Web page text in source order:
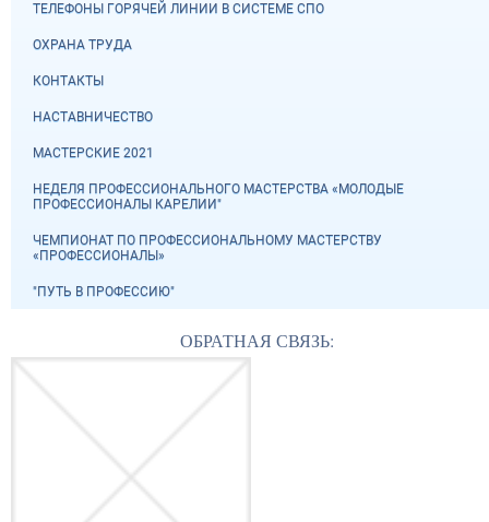
ТЕЛЕФОНЫ ГОРЯЧЕЙ ЛИНИИ В СИСТЕМЕ СПО
ОХРАНА ТРУДА
КОНТАКТЫ
НАСТАВНИЧЕСТВО
МАСТЕРСКИЕ 2021
НЕДЕЛЯ ПРОФЕССИОНАЛЬНОГО МАСТЕРСТВА «МОЛОДЫЕ
ПРОФЕССИОНАЛЫ КАРЕЛИИ"
ЧЕМПИОНАТ ПО ПРОФЕССИОНАЛЬНОМУ МАСТЕРСТВУ
«ПРОФЕССИОНАЛЫ»
"ПУТЬ В ПРОФЕССИЮ"
ОБРАТНАЯ СВЯЗЬ: